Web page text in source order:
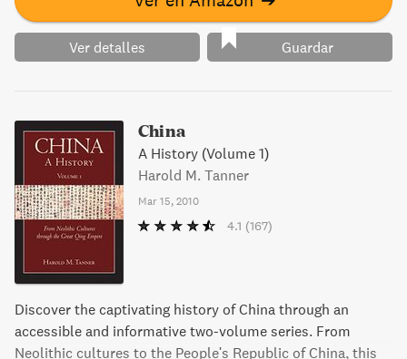
Ver detalles Guardar
China
A History (Volume 1)
Harold M. Tanner
Mar 15, 2010
4.1 (167)
Discover the captivating history of China through an
accessible and informative two-volume series. From
Neolithic cultures to the People's Republic of China, this